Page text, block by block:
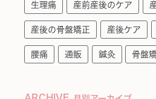
生理痛 産前産後のケア
産後の骨盤矯正 産後ケア
腰痛 通販 鍼灸 骨盤